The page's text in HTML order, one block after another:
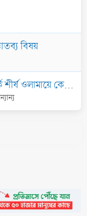
বিষয়
কেরামের অবস্থান